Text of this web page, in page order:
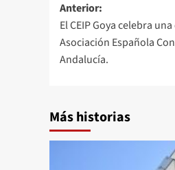
Navegación
de
entradas
Anterior:
El CEIP Goya celebra
Asociación Española
Andalucía.
Más historias